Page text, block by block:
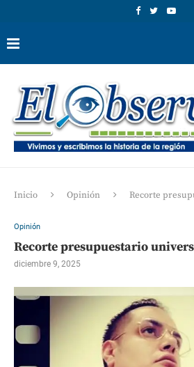
Inicio Opinión Recorte
Opinión
Recorte presupuestario
diciembre 9, 2025